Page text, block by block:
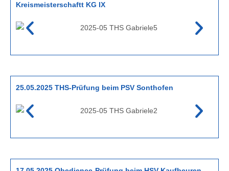
Kreismeisterschaftt KG IX
25.05.2025 THS-Prüfung beim PSV Sonthofen